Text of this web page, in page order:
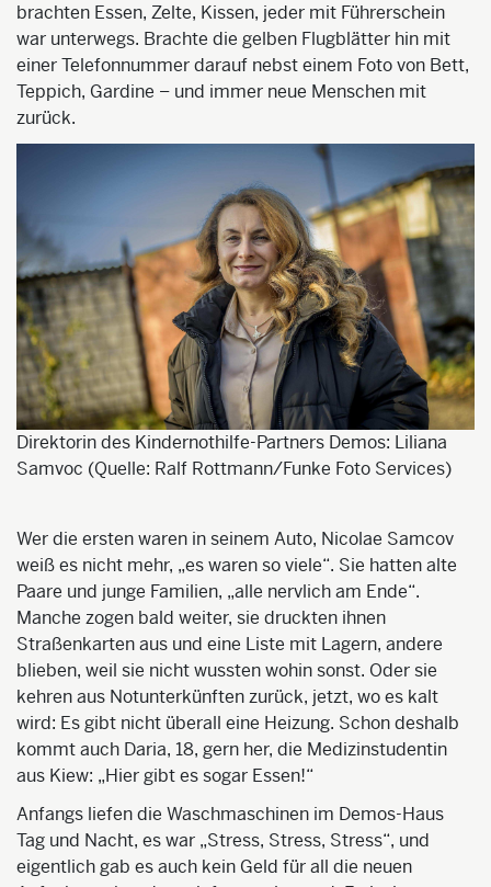
brachten Essen, Zelte, Kissen, jeder mit Führerschein
war unterwegs. Brachte die gelben Flugblätter hin mit
einer Telefonnummer darauf nebst einem Foto von Bett,
Teppich, Gardine – und immer neue Menschen mit
zurück.
Direktorin des Kindernothilfe-Partners Demos: Liliana
Samvoc (Quelle: Ralf Rottmann/Funke Foto Services)
Wer die ersten waren in seinem Auto, Nicolae Samcov
weiß es nicht mehr, „es waren so viele“. Sie hatten alte
Paare und junge Familien, „alle nervlich am Ende“.
Manche zogen bald weiter, sie druckten ihnen
Straßenkarten aus und eine Liste mit Lagern, andere
blieben, weil sie nicht wussten wohin sonst. Oder sie
kehren aus Notunterkünften zurück, jetzt, wo es kalt
wird: Es gibt nicht überall eine Heizung. Schon deshalb
kommt auch Daria, 18, gern her, die Medizinstudentin
aus Kiew: „Hier gibt es sogar Essen!“
Anfangs liefen die Waschmaschinen im Demos-Haus
Tag und Nacht, es war „Stress, Stress, Stress“, und
eigentlich gab es auch kein Geld für all die neuen